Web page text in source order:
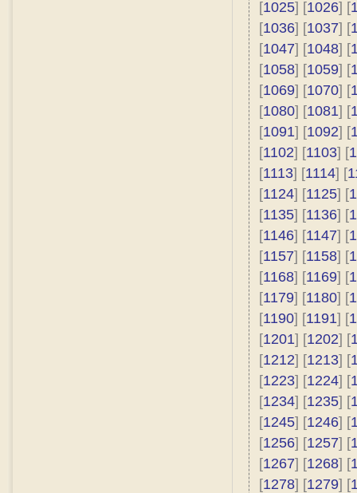
[1025] [1026] [
[1036] [1037] [
[1047] [1048] [
[1058] [1059] [
[1069] [1070] [
[1080] [1081] [
[1091] [1092] [
[1102] [1103] [
[1113] [1114] [
[1124] [1125] [
[1135] [1136] [
[1146] [1147] [
[1157] [1158] [
[1168] [1169] [
[1179] [1180] [
[1190] [1191] [
[1201] [1202] [
[1212] [1213] [
[1223] [1224] [
[1234] [1235] [
[1245] [1246] [
[1256] [1257] [
[1267] [1268] [
[1278] [1279] [